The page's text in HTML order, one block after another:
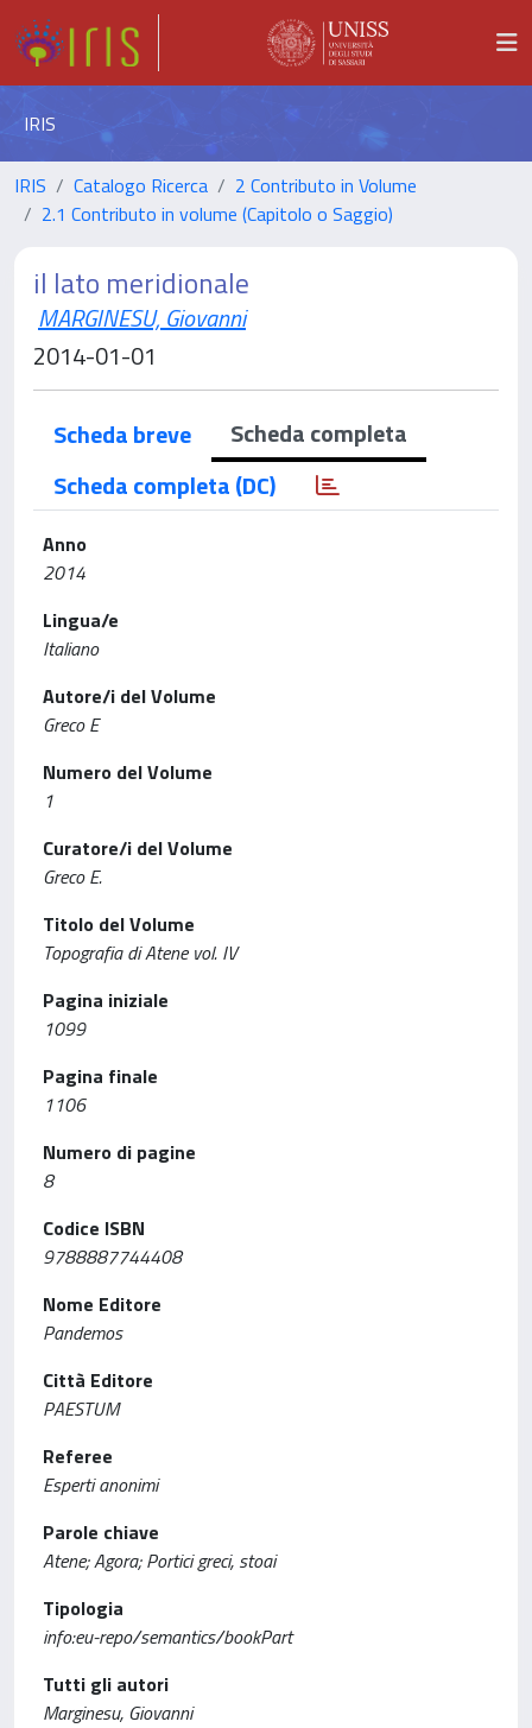
IRIS
IRIS Catalogo Ricerca
2 Contributo in Volume
2.1 Contributo in volume (Capitolo o Saggio)
il lato meridionale
MARGINESU, Giovanni
2014-01-01
Scheda breve
Scheda completa
Scheda completa (DC)
Anno
2014
Lingua/e
Italiano
Autore/i del Volume
Greco E
Numero del Volume
1
Curatore/i del Volume
Greco E.
Titolo del Volume
Topografia di Atene vol. IV
Pagina iniziale
1099
Pagina finale
1106
Numero di pagine
8
Codice ISBN
9788887744408
Nome Editore
Pandemos
Città Editore
PAESTUM
Referee
Esperti anonimi
Parole chiave
Atene; Agora; Portici greci, stoai
Tipologia
info:eu-repo/semantics/bookPart
Tutti gli autori
Marginesu, Giovanni